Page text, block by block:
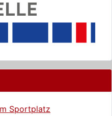
Sportplatz